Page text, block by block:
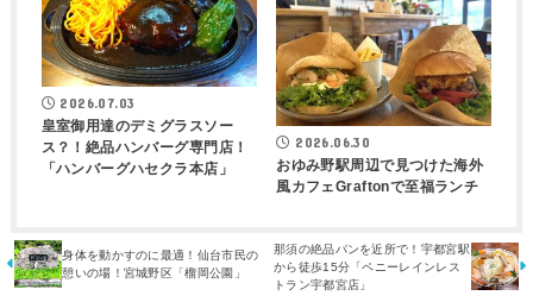
2026.07.03
皇室御用達のデミグラスソー
ス？！絶品ハンバーグ専門店！
「ハンバーグハセクラ本店」
2026.06.30
おゆみ野駅周辺で見つけた海外
風カフェGraftonで至福ランチ
身体を動かすのに最適！仙台市民の
憩いの場！宮城野区「榴岡公園」
那須の絶品パンを近所で！宇都宮駅
から徒歩15分「ペニーレインレス
トラン宇都宮店」